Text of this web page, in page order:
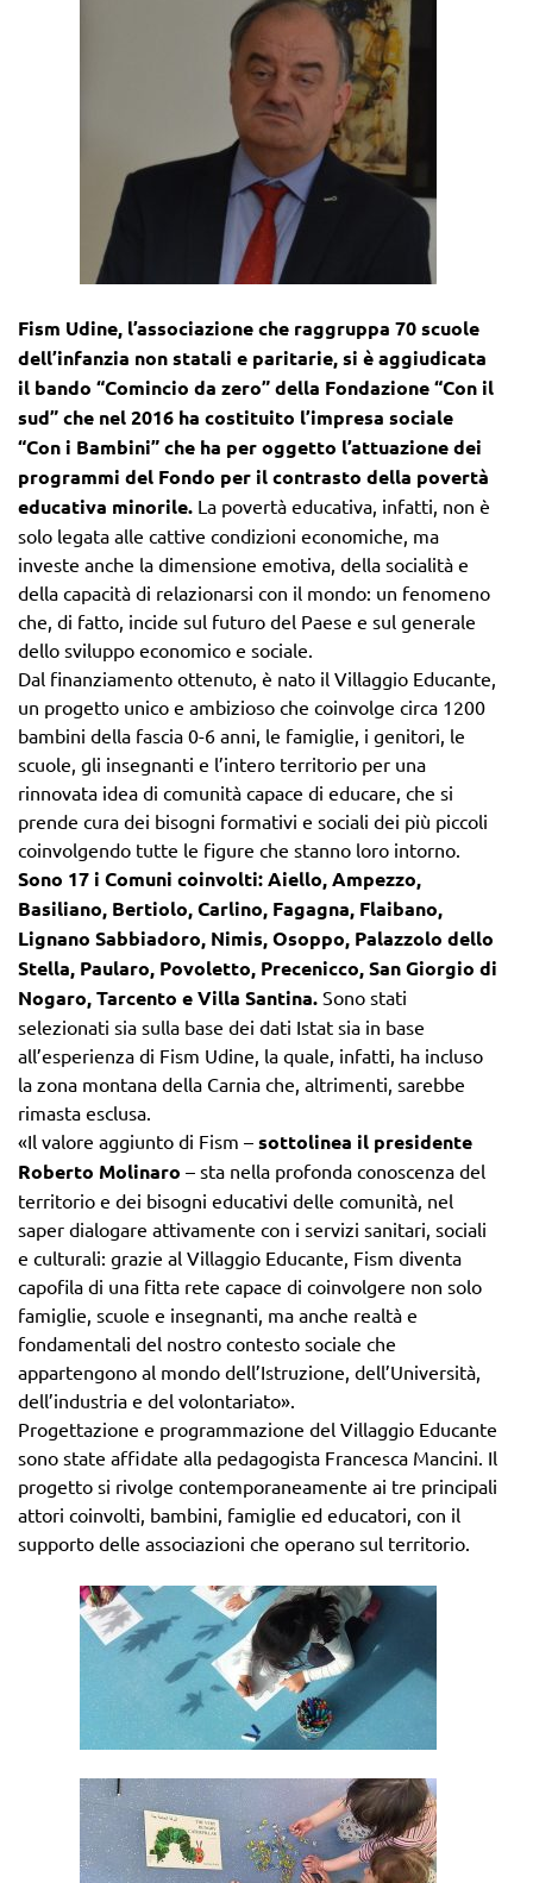
Fism Udine, l’associazione che raggruppa 70 scuole
dell’infanzia non statali e paritarie, si è aggiudicata
il bando “Comincio da zero” della Fondazione “Con il
sud” che nel 2016 ha costituito l’impresa sociale
“Con i Bambini” che ha per oggetto l’attuazione dei
programmi del Fondo per il contrasto della povertà
educativa minorile. La povertà educativa, infatti, non è
solo legata alle cattive condizioni economiche, ma
investe anche la dimensione emotiva, della socialità e
della capacità di relazionarsi con il mondo: un fenomeno
che, di fatto, incide sul futuro del Paese e sul generale
dello sviluppo economico e sociale.
Dal finanziamento ottenuto, è nato il Villaggio Educante,
un progetto unico e ambizioso che coinvolge circa 1200
bambini della fascia 0-6 anni, le famiglie, i genitori, le
scuole, gli insegnanti e l’intero territorio per una
rinnovata idea di comunità capace di educare, che si
prende cura dei bisogni formativi e sociali dei più piccoli
coinvolgendo tutte le figure che stanno loro intorno.
Sono 17 i Comuni coinvolti: Aiello, Ampezzo,
Basiliano, Bertiolo, Carlino, Fagagna, Flaibano,
Lignano Sabbiadoro, Nimis, Osoppo, Palazzolo dello
Stella, Paularo, Povoletto, Precenicco, San Giorgio di
Nogaro, Tarcento e Villa Santina. Sono stati
selezionati sia sulla base dei dati Istat sia in base
all’esperienza di Fism Udine, la quale, infatti, ha incluso
la zona montana della Carnia che, altrimenti, sarebbe
rimasta esclusa.
«Il valore aggiunto di Fism – sottolinea il presidente
Roberto Molinaro – sta nella profonda conoscenza del
territorio e dei bisogni educativi delle comunità, nel
saper dialogare attivamente con i servizi sanitari, sociali
e culturali: grazie al Villaggio Educante, Fism diventa
capofila di una fitta rete capace di coinvolgere non solo
famiglie, scuole e insegnanti, ma anche realtà e
fondamentali del nostro contesto sociale che
appartengono al mondo dell’Istruzione, dell’Università,
dell’industria e del volontariato».
Progettazione e programmazione del Villaggio Educante
sono state affidate alla pedagogista Francesca Mancini. Il
progetto si rivolge contemporaneamente ai tre principali
attori coinvolti, bambini, famiglie ed educatori, con il
supporto delle associazioni che operano sul territorio.